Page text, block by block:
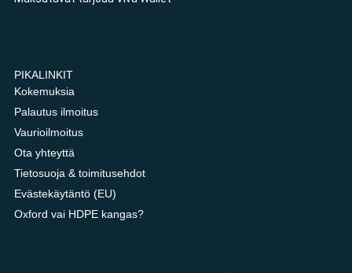
PIKALINKIT
Kokemuksia
Palautus ilmoitus
Vaurioilmoitus
Ota yhteyttä
Tietosuoja & toimitusehdot
Evästekäytäntö (EU)
Oxford vai HDPE kangas?